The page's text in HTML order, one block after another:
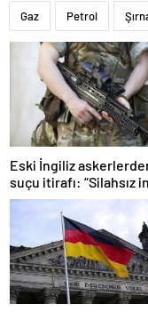
Gaz Petrol
Eski İngiliz
suçu itirafı: “Silahsız
uykuda öldürdüler”